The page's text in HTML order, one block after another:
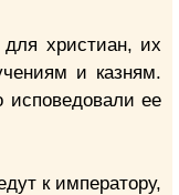
христиан, их
и казням.
ее
к императору,